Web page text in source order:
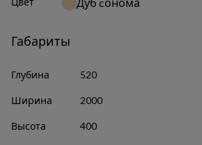
Габариты
Глубина 520
Ширина 2000
Высота 400